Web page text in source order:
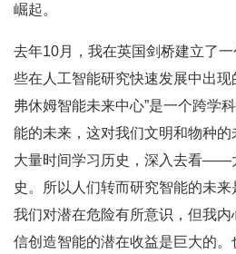
崛起。
去年10月，我在英国剑桥建立了
些在人工智能研究快速发展中出现
弗休姆智能未来中心”是一个跨学
能的未来，这对我们文明和物种
大量时间学习历史，深入去看——
史。所以人们转而研究智能的未
我们对潜在危险有所意识，但我
信创造智能的潜在收益是巨大的